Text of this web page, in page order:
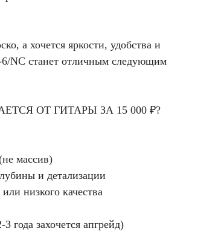
а хочется яркости, удобства и
NC станет отличным следующим
ОТ ГИТАРЫ ЗА 15 000 ₽?
массив)
и детализации
низкого качества
года захочется апгрейд)